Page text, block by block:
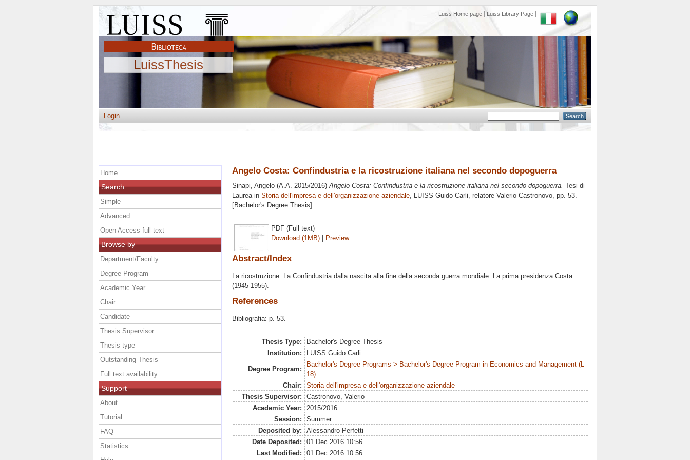
Luiss Home page Luiss Library Page
LuissThesis
Login
Angelo Costa: Confindustria e la ricostruzione italiana nel secondo dopoguerra
Sinapi, Angelo (A.A. 2015/2016)Angelo Costa: Confindustria e la ricostruzione italiana nel secondo dopoguerra. Tesi di
Laurea in Storia dell'impresa e dell'organizzazione aziendale, LUISS Guido Carli, relatore Valerio Castronovo, pp. 53.
[Bachelor's Degree Thesis]
PDF (Full text)
Download (1MB) | Preview
Abstract/Index
La ricostruzione. La Confindustria dalla nascita alla fine della seconda guerra mondiale. La prima presidenza Costa
(1945-1955).
References
Bibliografia: p. 53.
Thesis Type:
Bachelor's Degree Thesis
Institution:
LUISS Guido Carli
Degree Program:
Bachelor's Degree Programs > Bachelor's Degree Program in Economics and Management (L-
18)
Chair:
Storia dell'impresa e dell'organizzazione aziendale
Thesis Supervisor:
Castronovo, Valerio
Academic Year:
2015/2016
Session:
Summer
Deposited by:
Alessandro Perfetti
Date Deposited:
01 Dec 2016 10:56
Last Modified:
01 Dec 2016 10:56
Home
Search
Simple
Advanced
Open Access full text
Browse by
Department/Faculty
Degree Program
Academic Year
Chair
Candidate
Thesis Supervisor
Thesis type
Outstanding Thesis
Full text availability
Support
About
Tutorial
FAQ
Statistics